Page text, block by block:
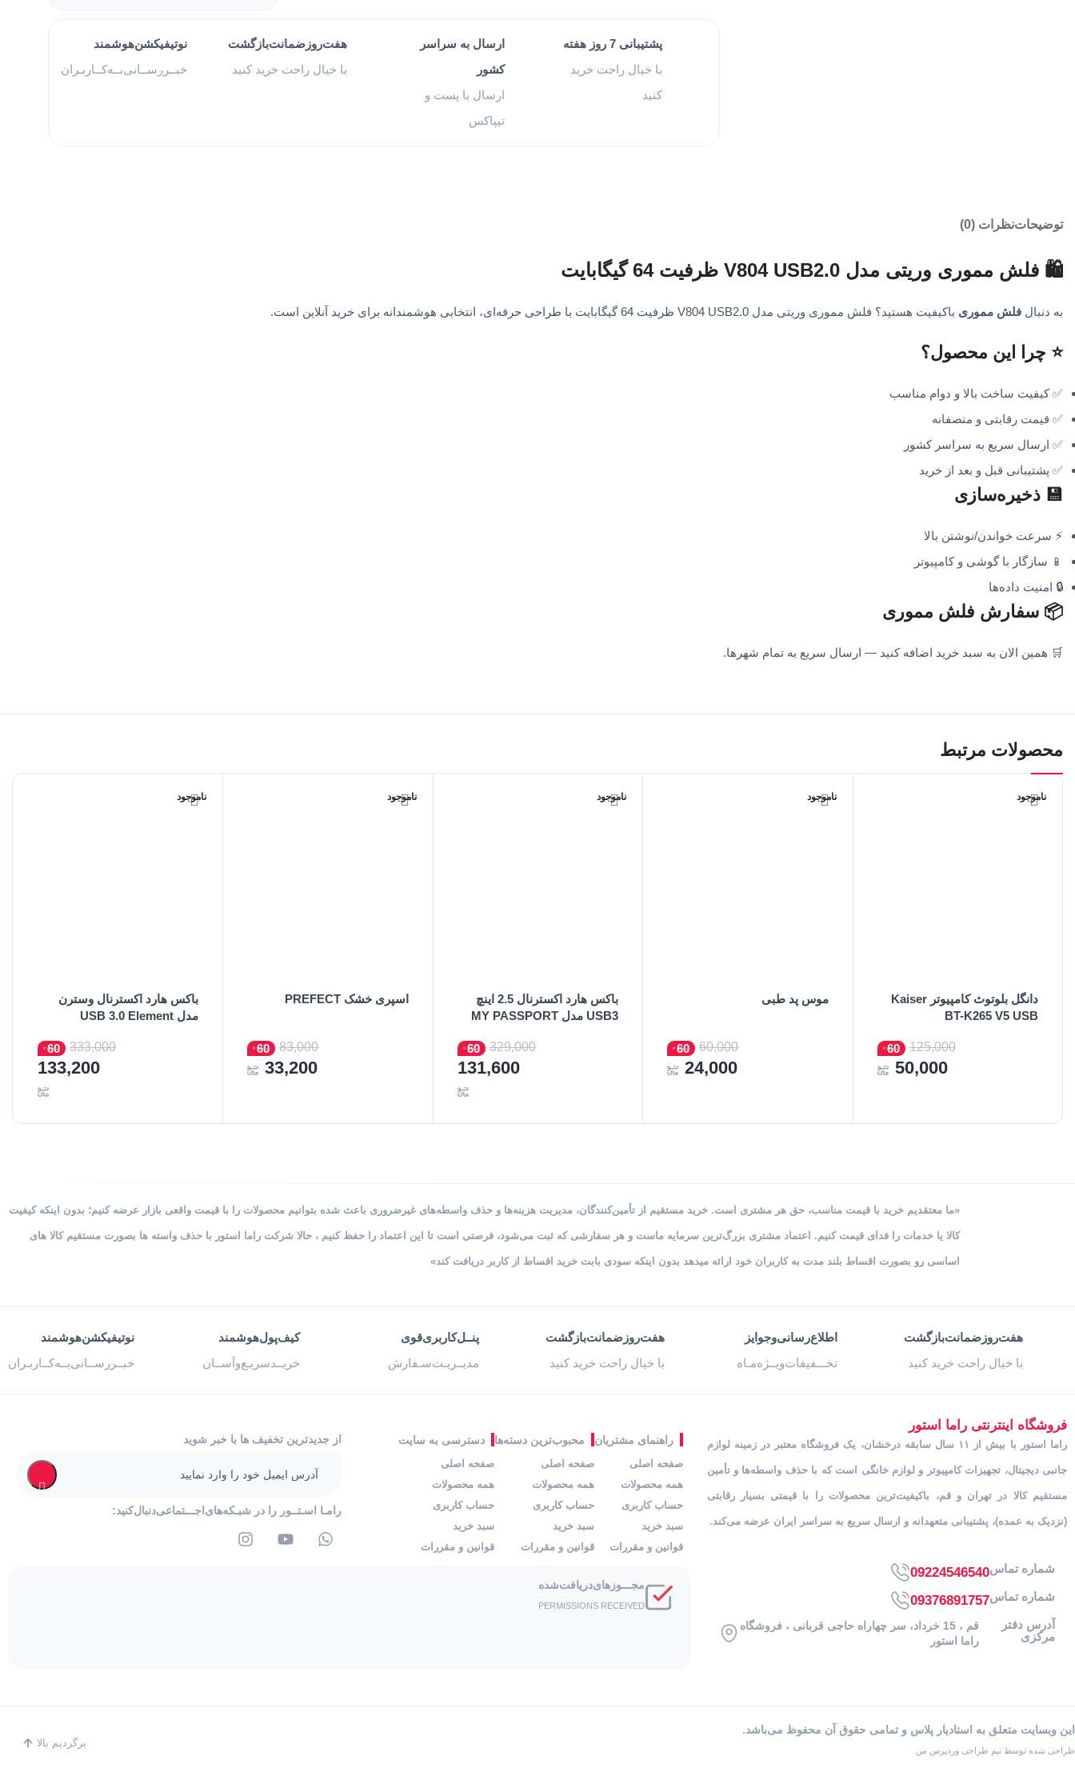
پشتیبانی 7 روز هفته
با خیال راحت خرید
کنید
ارسال به سراسر
کشور
ارسال با پست و
تیپاکس
هفت‌روز‌ضمانت‌بازگشت
با خیال راحت خرید کنید
نوتیفیکشن‌هوشمند
خبــررســانی‌بــه‌کــاربـران
توضیحاتنظرات (0)
🛍️ فلش مموری وریتی مدل V804 USB2.0 ظرفیت 64 گیگابایت
به دنبال فلش مموری باکیفیت هستید؟ فلش مموری وریتی مدل V804 USB2.0 ظرفیت 64 گیگابایت با طراحی حرفه‌ای، انتخابی هوشمندانه برای خرید آنلاین است.
⭐ چرا این محصول؟
✅ کیفیت ساخت بالا و دوام مناسب
✅ قیمت رقابتی و منصفانه
✅ ارسال سریع به سراسر کشور
✅ پشتیبانی قبل و بعد از خرید
💾 ذخیره‌سازی
⚡ سرعت خواندن/نوشتن بالا
📱 سازگار با گوشی و کامپیوتر
🔒 امنیت داده‌ها
📦 سفارش فلش مموری
🛒 همین الان به سبد خرید اضافه کنید — ارسال سریع به تمام شهرها.
محصولات مرتبط
ناموجود
دانگل بلوتوث کامپیوتر Kaiser
BT-K265 V5 USB
125,000
60
50,000
ناموجود
موس پد طبی
60,000
60
24,000
ناموجود
باکس هارد اکسترنال 2.5 اینچ
USB3 مدل MY PASSPORT
329,000
60
131,600
ناموجود
اسپری خشک PREFECT
83,000
60
33,200
ناموجود
باکس هارد اکسترنال وسترن
مدل USB 3.0 Element
333,000
60
133,200
«ما معتقدیم خرید با قیمت مناسب، حق هر مشتری است. خرید مستقیم از تأمین‌کنندگان، مدیریت هزینه‌ها و حذف واسطه‌های غیرضروری باعث شده بتوانیم محصولات را با قیمت واقعی بازار عرضه کنیم؛ بدون اینکه کیفیت
کالا یا خدمات را فدای قیمت کنیم. اعتماد مشتری بزرگ‌ترین سرمایه ماست و هر سفارشی که ثبت می‌شود، فرصتی است تا این اعتماد را حفظ کنیم ، حالا شرکت راما استور با حذف واسته ها بصورت مستقیم کالا های
اساسی رو بصورت اقساط بلند مدت به کاربران خود ارائه میدهد بدون اینکه سودی بابت خرید اقساط از کاربر دریافت کند»
هفت‌روز‌ضمانت‌بازگشت
با خیال راحت خرید کنید
اطلاع‌رسانی‌و‌جوایز
تخـــفیفات‌ویــژه‌مـاه
هفت‌روز‌ضمانت‌بازگشت
با خیال راحت خرید کنید
پنــل‌کاربری‌قوی
مدیــریـت‌سـفارش
کیف‌پول‌هوشمند
خریــد‌سریـع‌و‌آســان
نوتیفیکشن‌هوشمند
خبــررســانی‌بــه‌کــاربـران
فروشگاه‌ اینترنتی‌ راما استور
راما استور با بیش از ۱۱ سال سابقه درخشان، یک فروشگاه معتبر در زمینه لوازم
جانبی دیجیتال، تجهیزات کامپیوتر و لوازم خانگی است که با حذف واسطه‌ها و تأمین
مستقیم کالا در تهران و قم، باکیفیت‌ترین محصولات را با قیمتی بسیار رقابتی
(نزدیک به عمده)، پشتیبانی متعهدانه و ارسال سریع به سراسر ایران عرضه می‌کند.
شماره تماس09224546540
شماره تماس09376891757
آدرس دفتر
مرکزی
قم ، 15 خرداد، سر چهاراه حاجی قربانی ، فروشگاه
راما استور
راهنمای مشتریان
صفحه اصلی
همه محصولات
حساب کاربری
سبد خرید
قوانین و مقررات
محبوب‌ترین دسته‌ها
صفحه اصلی
همه محصولات
حساب کاربری
سبد خرید
قوانین و مقررات
دسترسی به سایت
صفحه اصلی
همه محصولات
حساب کاربری
سبد خرید
قوانین و مقررات
از جدیدترین تخفیف ها با خبر شوید
رامـا اسـتــور را در‌‌ شبـکه‌های‌اجـــتماعی‌دنبال‌کنید:
مجـــوز‌های‌دریافت‌شده
PERMISSIONS RECEIVED
اين وبسايت متعلق به استادیار پلاس و تمامی حقوق آن محفوظ می‌باشد.
طراحی شده توسط تیم طراحی وردپرس من.
برگردیم بالا